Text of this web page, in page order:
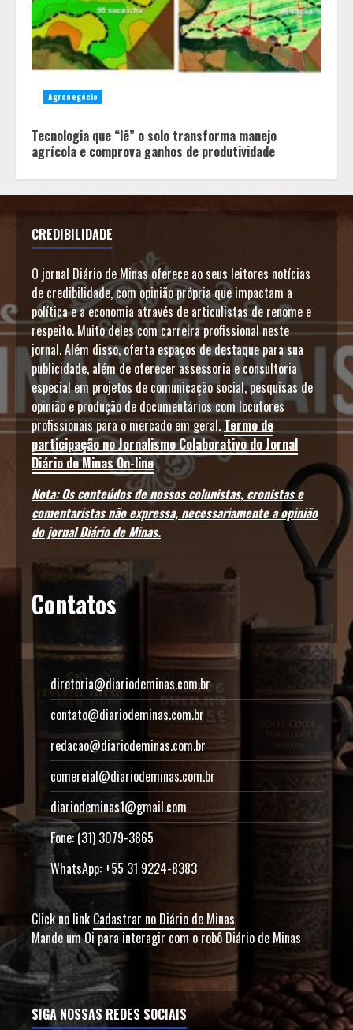
Agronegócio
Tecnologia que “lê” o solo transforma manejo
agrícola e comprova ganhos de produtividade
CREDIBILIDADE
O jornal Diário de Minas oferece ao seus leitores notícias
de credibilidade, com opinião própria que impactam a
política e a economia através de articulistas de renome e
respeito. Muito deles com carreira profissional neste
jornal. Além disso, oferta espaços de destaque para sua
publicidade, além de oferecer assessoria e consultoria
especial em projetos de comunicação social, pesquisas de
opinião e produção de documentários com locutores
profissionais para o mercado em geral.Termo de
participação no Jornalismo Colaborativo do Jornal
Diário de Minas On-line
Nota: Os conteúdos de nossos colunistas, cronistas e
comentaristas não expressa, necessariamente a opinião
do jornal Diário de Minas.
Contatos
diretoria@diariodeminas.com.br
contato@diariodeminas.com.br
redacao@diariodeminas.com.br
comercial@diariodeminas.com.br
diariodeminas1@gmail.com
Fone: (31) 3079-3865
WhatsApp: +55 31 9224-8383
Click no link Cadastrar no Diário de Minas
Mande um Oi para interagir com o robô Diário de Minas
SIGA NOSSAS REDES SOCIAIS